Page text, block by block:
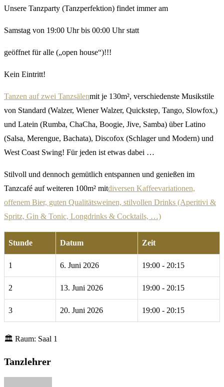
Unsere Tanzparty (Tanzperfektion) findet immer am
Samstag von 19:00 Uhr bis 00:00 Uhr statt
geöffnet für alle („open house“)!!!
Kein Eintritt!
Tanzen auf zwei Tanzsälenmit je 130m², verschiedenste Musikstile
von Standard (Walzer, Wiener Walzer, Quickstep, Tango, Slowfox,)
und Latein (Rumba, ChaCha, Boogie, Jive, Samba) über Latino
(Salsa, Merengue, Bachata), Discofox (Schlager und Modern) und
West Coast Swing! Für jeden ist etwas dabei …
Stilvoll und dennoch gemütlich entspannen und genießen im
Tanzcafé auf weiteren 100m² mitdiversen Kaffeevariationen,
offenem Bier, guten Qualitätsweinen, stilvollen Drinks (Aperitivi &
Spritz, Gin & Tonic, Longdrinks & Cocktails, …)
Stunde Datum Zeit
1 6. Juni 2026 19:00 - 20:15
2 13. Juni 2026 19:00 - 20:15
3 20. Juni 2026 19:00 - 20:15
🏛 Raum: Saal 1
Tanzlehrer